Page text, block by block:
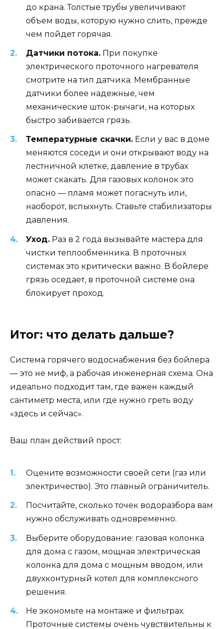
до крана. Толстые трубы увеличивают
объем воды, которую нужно слить, прежде
чем пойдет горячая.
Датчики потока. При покупке
электрического проточного нагревателя
смотрите на тип датчика. Мембранные
датчики более надежные, чем
механические шток-рычаги, на которых
быстро забивается грязь.
Температурные скачки. Если у вас в доме
меняются соседи и они открывают воду на
лестничной клетке, давление в трубах
может скакать. Для газовых колонок это
опасно — пламя может погаснуть или,
наоборот, вспыхнуть. Ставьте стабилизаторы
давления.
Уход. Раз в 2 года вызывайте мастера для
чистки теплообменника. В проточных
системах это критически важно. В бойлере
грязь оседает, в проточной системе она
блокирует проход.
Итог: что делать дальше?
Система горячего водоснабжения без бойлера
— это не миф, а рабочая инженерная схема. Она
идеально подходит там, где важен каждый
сантиметр места, или где нужно греть воду
«здесь и сейчас».
Ваш план действий прост:
Оцените возможности своей сети (газ или
электричество). Это главный ограничитель.
Посчитайте, сколько точек водоразбора вам
нужно обслуживать одновременно.
Выберите оборудование: газовая колонка
для дома с газом, мощная электрическая
колонка для дома с мощным вводом, или
двухконтурный котел для комплексного
решения.
Не экономьте на монтаже и фильтрах.
Проточные системы очень чувствительны к